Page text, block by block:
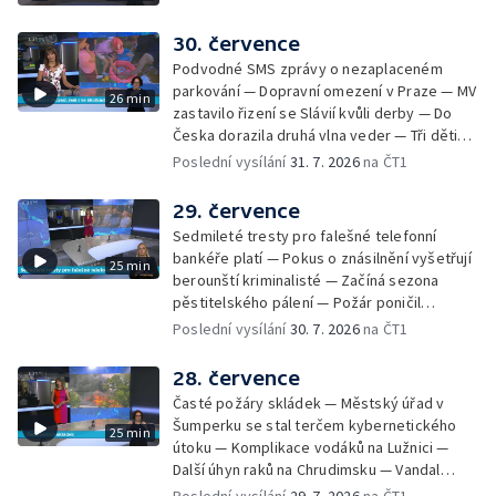
Nelegání hřbitov domácích mazlíčků — Státní
zastupitelství zrušilo trestní stíhání ženy z
Teplicka, kterou policie dříve obvinila z
týrání koček — Péče o seniory jako brigáda
— Po pádu stromů prověří alej odborníci —
Festival Hrady CZ poprvé na Hluboké
26 min
30. července
Podvodné SMS zprávy o nezaplaceném
parkování — Dopravní omezení v Praze — MV
zastavilo řizení se Slávií kvůli derby — Do
Česka dorazila druhá vlna veder — Tři děti
zůstali v rozpáleném autě — Problém s
mraženými potravinami v horku — Slavnostní
vyřazení absolventů Univerzity obrany —
Zájem o obytné vozy roste — Praha má
novou servisní loď — Vidická samoobslužná
prodejna si na provoz vydělá — U jezera
Most začíná festival Let It Roll — Vyvrcholil
bouřkový neboli jelení úplněk — Kanoistka
Poslední vysílání31. 7. 2026na ČT1
25 min
29. července
Sedmileté tresty pro falešné telefonní
bankéře platí — Pokus o znásilnění vyšetřují
berounští kriminalisté — Začíná sezona
pěstitelského pálení — Požár poničil
historickou vilu Marta v Písku — Končí Letní
odpad — Nedostatek vody na Hracholuskách
— Příprava nového plavebního stupně v
Děčíně — Biokoridor pro užovku stromovou
— Záchrana liblického vysílače — První
koncert Diany Ross v Česku — Výroba
obrněných vozidel CV90 — Biokoridor pod
Poslední vysílání30. 7. 2026na ČT1
25 min
28. července
Časté požáry skládek — Městský úřad v
Šumperku se stal terčem kybernetického
útoku — Komplikace vodáků na Lužnici —
Další úhyn raků na Chrudimsku — Vandal
poškodil okna na Ještědu — Lvice Elza má